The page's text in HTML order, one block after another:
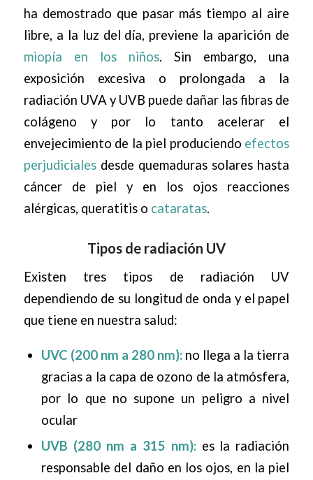
ha demostrado que pasar más tiempo al aire
libre, a la luz del día, previene la aparición de
miopía en los niños. Sin embargo, una
exposición excesiva o prolongada a la
radiación UVA y UVB puede dañar las fibras de
colágeno y por lo tanto acelerar el
envejecimiento de la piel produciendo efectos
perjudicialesdesde quemaduras solares hasta
cáncer de piel y en los ojos reacciones
alérgicas, queratitis o cataratas.
Tipos de radiación UV
Existen tres tipos de radiación UV
dependiendo de su longitud de onda y el papel
que tiene en nuestra salud:
UVC (200 nm a 280 nm): no llega a la tierra
gracias a la capa de ozono de la atmósfera,
por lo que no supone un peligro a nivel
ocular
UVB (280 nm a 315 nm):es la radiación
responsable del daño en los ojos, en la piel